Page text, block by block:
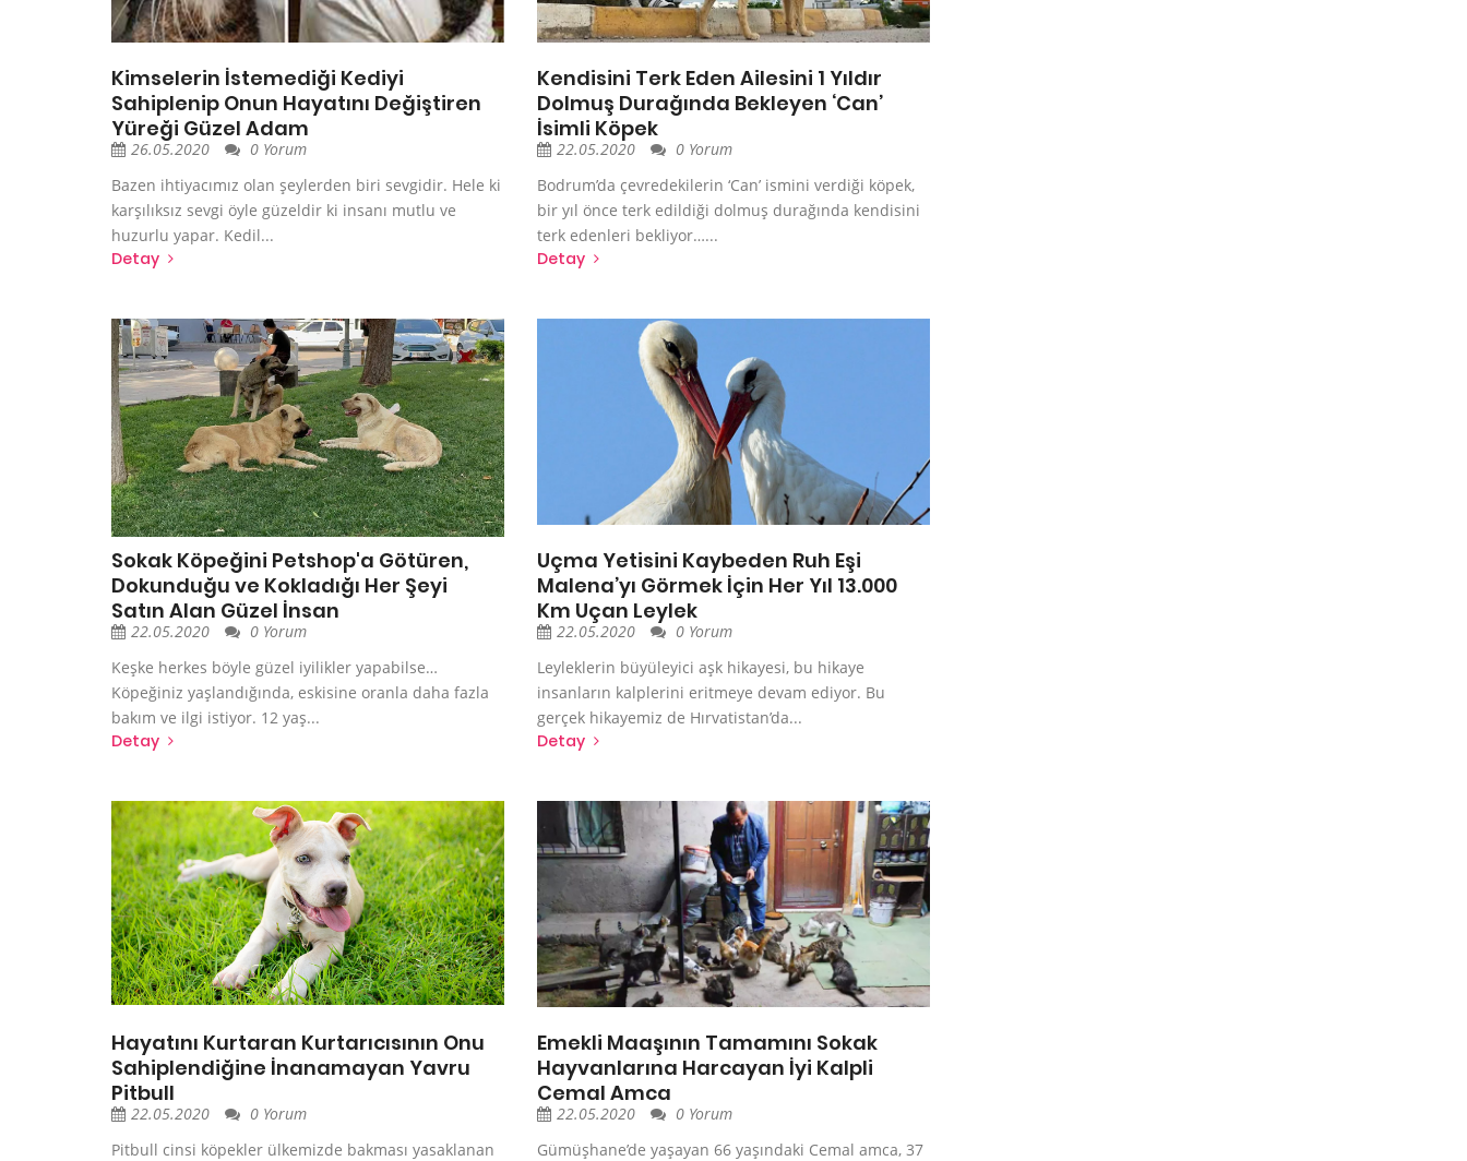
Kimselerin İstemediği Kediyi
Sahiplenip Onun Hayatını Değiştiren
Yüreği Güzel Adam
26.05.2020
0 Yorum
Bazen ihtiyacımız olan şeylerden biri sevgidir. Hele ki
karşılıksız sevgi öyle güzeldir ki insanı mutlu ve
huzurlu yapar. Kedil...
Detay
Kendisini Terk Eden Ailesini 1 Yıldır
Dolmuş Durağında Bekleyen ‘Can’
İsimli Köpek
22.05.2020
0 Yorum
Bodrum’da çevredekilerin ‘Can’ ismini verdiği köpek,
bir yıl önce terk edildiği dolmuş durağında kendisini
terk edenleri bekliyor…...
Detay
Sokak Köpeğini Petshop'a Götüren,
Dokunduğu ve Kokladığı Her Şeyi
Satın Alan Güzel İnsan
22.05.2020
0 Yorum
Keşke herkes böyle güzel iyilikler yapabilse…
Köpeğiniz yaşlandığında, eskisine oranla daha fazla
bakım ve ilgi istiyor. 12 yaş...
Detay
Uçma Yetisini Kaybeden Ruh Eşi
Malena’yı Görmek İçin Her Yıl 13.000
Km Uçan Leylek
22.05.2020
0 Yorum
Leyleklerin büyüleyici aşk hikayesi, bu hikaye
insanların kalplerini eritmeye devam ediyor. Bu
gerçek hikayemiz de Hırvatistan’da...
Detay
Hayatını Kurtaran Kurtarıcısının Onu
Sahiplendiğine İnanamayan Yavru
Pitbull
22.05.2020
0 Yorum
Pitbull cinsi köpekler ülkemizde bakması yasaklanan
Emekli Maaşının Tamamını Sokak
Hayvanlarına Harcayan İyi Kalpli
Cemal Amca
22.05.2020
0 Yorum
Gümüşhane’de yaşayan 66 yaşındaki Cemal amca, 37